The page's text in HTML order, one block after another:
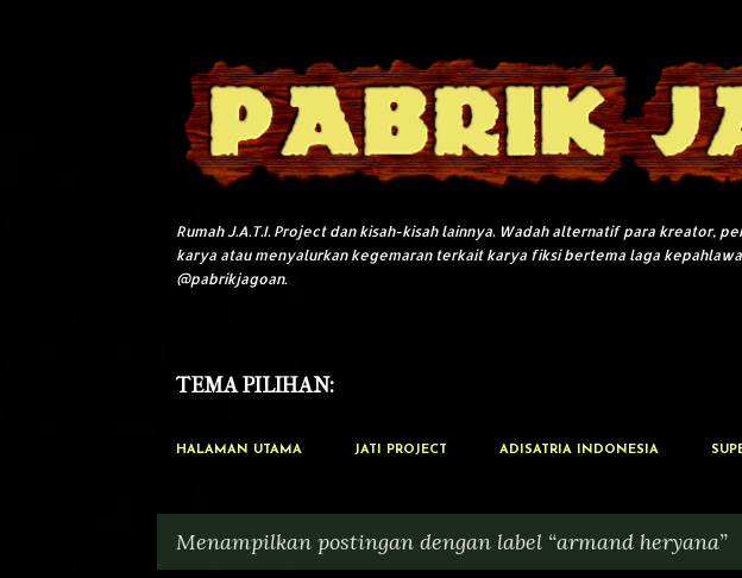
Rumah J.A.T.I. Project dan kisah-kisah lainnya. Wadah alternatif para kreator,
karya atau menyalurkan kegemaran terkait karya fiksi bertema laga
@pabrikjagoan.
TEMA PILIHAN:
HALAMAN UTAMA JATI PROJECT ADISATRIA INDONESIA
Menampilkan postingan dengan label armand heryana